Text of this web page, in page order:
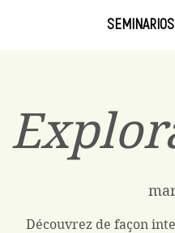
Découvrez de façon